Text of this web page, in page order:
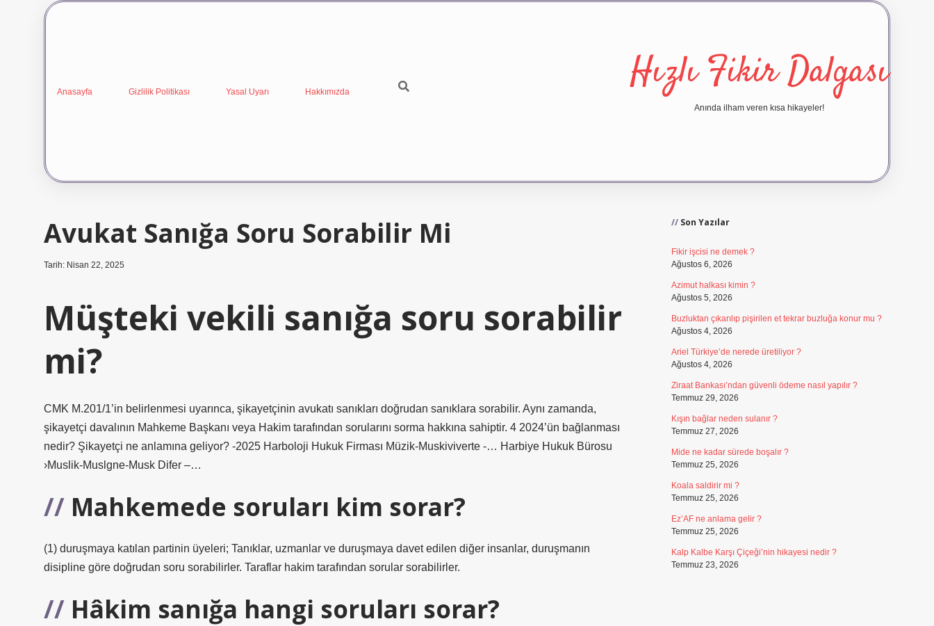
Anasayfa Gizlilik Politikası Yasal Uyarı Hakkımızda Hızlı Fikir Dalgası
Anında ilham veren kısa hikayeler!
Avukat Sanığa Soru Sorabilir Mi
Tarih: Nisan 22, 2025
Müşteki vekili sanığa soru sorabilir
mi?
CMK M.201/1’in belirlenmesi uyarınca, şikayetçinin avukatı sanıkları doğrudan sanıklara sorabilir. Aynı zamanda,
şikayetçi davalının Mahkeme Başkanı veya Hakim tarafından sorularını sorma hakkına sahiptir. 4 2024’ün bağlanması
nedir? Şikayetçi ne anlamına geliyor? -2025 Harboloji Hukuk Firması Müzik-Muskiviverte -… Harbiye Hukuk Bürosu
›Muslik-Muslgne-Musk Difer –…
Mahkemede soruları kim sorar?
(1) duruşmaya katılan partinin üyeleri; Tanıklar, uzmanlar ve duruşmaya davet edilen diğer insanlar, duruşmanın
disipline göre doğrudan soru sorabilirler. Taraflar hakim tarafından sorular sorabilirler.
Hâkim sanığa hangi soruları sorar?
Son Yazılar
Fikir işcisi ne demek ?
Ağustos 6, 2026
Azimut halkası kimin ?
Ağustos 5, 2026
Buzluktan çıkarılıp pişirilen et tekrar buzluğa konur mu ?
Ağustos 4, 2026
Ariel Türkiye’de nerede üretiliyor ?
Ağustos 4, 2026
Ziraat Bankası’ndan güvenli ödeme nasıl yapılır ?
Temmuz 29, 2026
Kışın bağlar neden sulanır ?
Temmuz 27, 2026
Mide ne kadar sürede boşalır ?
Temmuz 25, 2026
Koala saldirir mi ?
Temmuz 25, 2026
Ez’AF ne anlama gelir ?
Temmuz 25, 2026
Kalp Kalbe Karşı Çiçeği’nin hikayesi nedir ?
Temmuz 23, 2026